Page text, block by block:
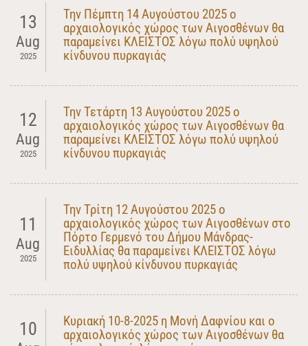
13
Aug
2025
Την Πέμπτη 14 Αυγούστου 2025 ο
αρχαιολογικός χώρος των Αιγοσθένων θα
παραμείνει ΚΛΕΙΣΤΟΣ λόγω πολύ υψηλού
κίνδυνου πυρκαγιάς
12
Aug
2025
Την Τετάρτη 13 Αυγούστου 2025 ο
αρχαιολογικός χώρος των Αιγοσθένων θα
παραμείνει ΚΛΕΙΣΤΟΣ λόγω πολύ υψηλού
κίνδυνου πυρκαγιάς
11
Aug
2025
Την Τρίτη 12 Αυγούστου 2025 ο
αρχαιολογικός χώρος των Αιγοσθένων στο
Πόρτο Γερμενό του Δήμου Μάνδρας-
Ειδυλλίας θα παραμείνει ΚΛΕΙΣΤΟΣ λόγω
πολύ υψηλού κίνδυνου πυρκαγιάς
10
Κυριακή 10-8-2025 η Μονή Δαφνίου και ο
αρχαιολογικός χώρος των Αιγοσθένων θα